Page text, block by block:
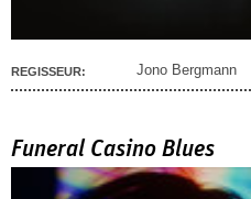
REGISSEUR: Jono Bergmann
Funeral Casino Blues